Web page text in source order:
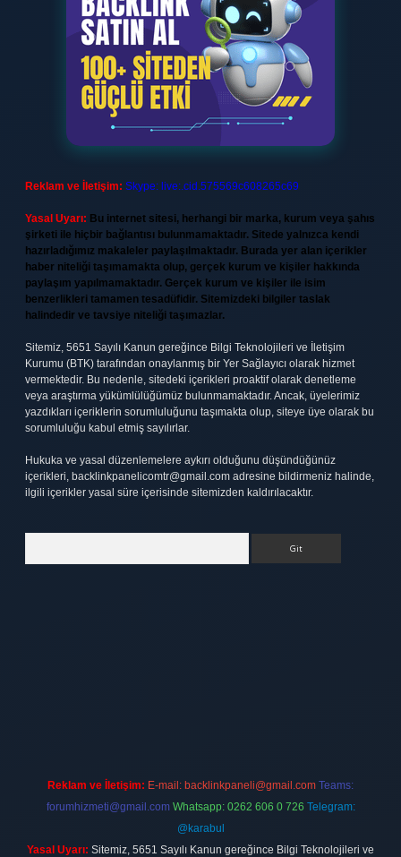
Reklam ve İletişim: Skype: live:.cid.575569c608265c69
Yasal Uyarı: Bu internet sitesi, herhangi bir marka, kurum veya şahıs
şirketi ile hiçbir bağlantısı bulunmamaktadır. Sitede yalnızca kendi
hazırladığımız makaleler paylaşılmaktadır. Burada yer alan içerikler
haber niteliği taşımamakta olup, gerçek kurum ve kişiler hakkında
paylaşım yapılmamaktadır. Gerçek kurum ve kişiler ile isim
benzerlikleri tamamen tesadüfidir. Sitemizdeki bilgiler taslak
halindedir ve tavsiye niteliği taşımazlar.
Sitemiz, 5651 Sayılı Kanun gereğince Bilgi Teknolojileri ve İletişim
Kurumu (BTK) tarafından onaylanmış bir Yer Sağlayıcı olarak hizmet
vermektedir. Bu nedenle, sitedeki içerikleri proaktif olarak denetleme
veya araştırma yükümlülüğümüz bulunmamaktadır. Ancak, üyelerimiz
yazdıkları içeriklerin sorumluluğunu taşımakta olup, siteye üye olarak bu
sorumluluğu kabul etmiş sayılırlar.
Hukuka ve yasal düzenlemelere aykırı olduğunu düşündüğünüz
içerikleri, backlinkpanelicomtr@gmail.com adresine bildirmeniz halinde,
ilgili içerikler yasal süre içerisinde sitemizden kaldırılacaktır.
Reklam ve İletişim: E-mail: backlinkpaneli@gmail.com Teams:
forumhizmeti@gmail.com Whatsapp: 0262 606 0 726 Telegram:
@karabul
Yasal Uyarı: Sitemiz, 5651 Sayılı Kanun gereğince Bilgi Teknolojileri ve